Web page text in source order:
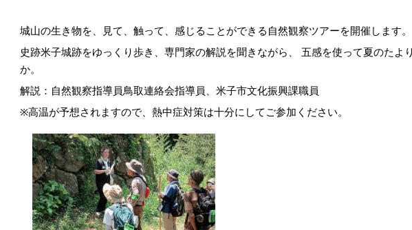
城山の生き物を、見て、触って、感じることができる自然観察ツアーを開催します。
史跡米子城跡をゆっくり歩き、専門家の解説を聞きながら、 五感を使って夏のたよ
か。
解説：自然観察指導員鳥取連絡会指導員、米子市文化振興課職員
※高温が予想されますので、熱中症対策は十分にしてご参加ください。